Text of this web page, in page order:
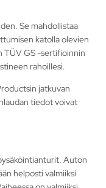
Se mahdollistaa
katolla olevien
TÜV GS -sertifioinnin
rahoillesi.
jatkuvan
tiedot voivat
Auton
helposti valmiiksi